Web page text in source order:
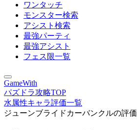
ワンタッチ
モンスター検索
アシスト検索
最強パーティ
最強アシスト
フェス限一覧
GameWith
パズドラ攻略TOP
水属性キャラ評価一覧
ジューンブライドカーバンクルの評価